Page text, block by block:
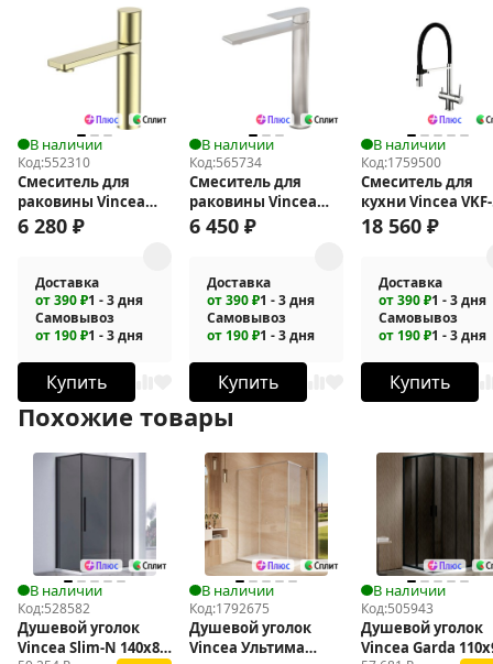
В наличии
Код:552310
Смеситель для
раковины Vincea
Vogue VBF-4V3BG
6 280 ₽
Доставка
от 390 ₽1 - 3 дня
Самовывоз
от 190 ₽1 - 3 дня
Купить
В наличии
Код:565734
Смеситель для
раковины Vincea
Vogue (SS) VBF-
6 450 ₽
Доставка
от 390 ₽1 - 3 дня
Самовывоз
от 190 ₽1 - 3 дня
Купить
В наличии
Код:1759500
Смеситель для
кухни Vincea VKF-
120CH
18 560 ₽
Доставка
от 390 ₽1 - 3 дня
Самовывоз
от 190 ₽1 - 3 дня
Купить
Похожие товары
В наличии
Код:528582
Душевой уголок
Vincea Slim-N 140x80
В наличии
Код:1792675
Душевой уголок
Vincea Ультима
В наличии
Код:505943
Душевой уголок
Vincea Garda